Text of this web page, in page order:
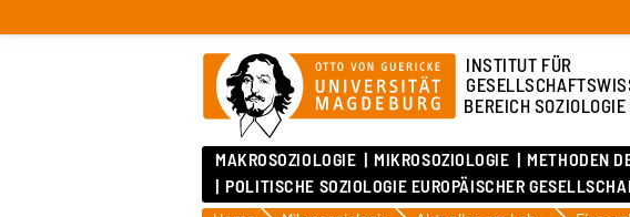
INSTITUT FÜR
BEREICH SOZIOLOGIE
MAKROSOZIOLOGIE MIKROSOZIOLOGIE METHODEN
POLITISCHE SOZIOLOGIE EUROPÄISCHER